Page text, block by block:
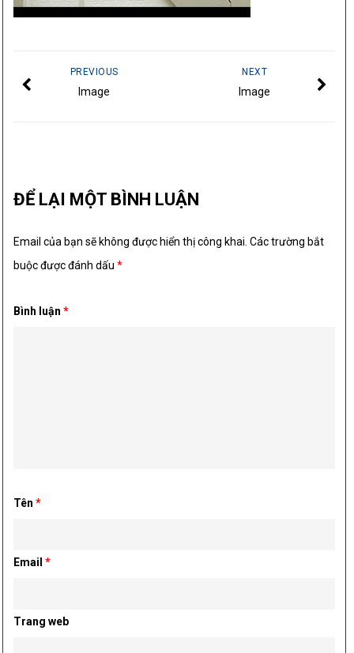
NEXT
Image
PREVIOUS
Image
ĐỂ LẠI MỘT BÌNH LUẬN
Email của bạn sẽ không được hiển thị công khai. Các trường bắt
buộc được đánh dấu*
Bình luận*
Tên*
Email*
Trang web